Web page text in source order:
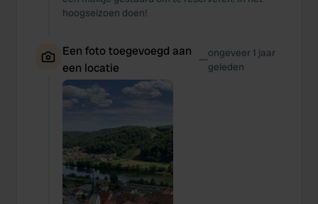
hoogseizoen doen!
Een foto toegevoegd aan
een locatie
—ongeveer 1 jaar
geleden